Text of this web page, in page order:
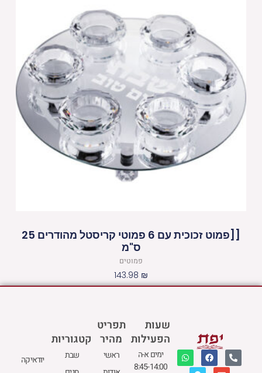
[[פמוט זכוכית עם 6 פמוטי קריסטל מהודרים 25
ס"מ
פמוטים
143.98 ₪
שעות
הפעילות
ימים א-ה
8:45-14:00
תפריט
מהיר
ראשי
P
h
o
F
a
c
W
h
a
E
v
M
p
קטגוריות
שבת
יודאיקה